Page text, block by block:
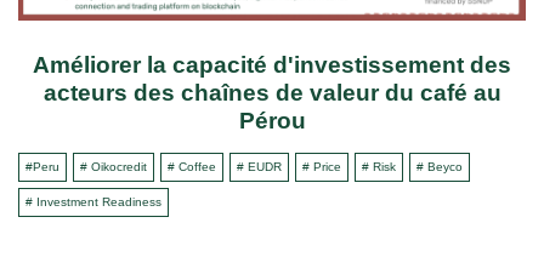
Améliorer la capacité d'investissement des
acteurs des chaînes de valeur du café au
Pérou
#Peru # Oikocredit # Coffee # EUDR # Price # Risk # Beyco
# Investment Readiness